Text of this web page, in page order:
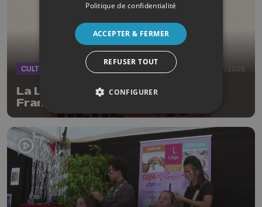
CULTURE 08/07/2026
La Liégeoise Pepe au Labo des
Francos
Politique de confidentialité
ACCEPTER & FERMER
REFUSER TOUT
CONFIGURER